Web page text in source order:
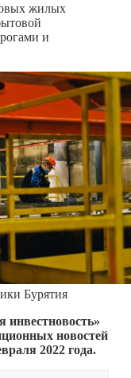
жилых
и
Бурятия
новостей
2022 года.